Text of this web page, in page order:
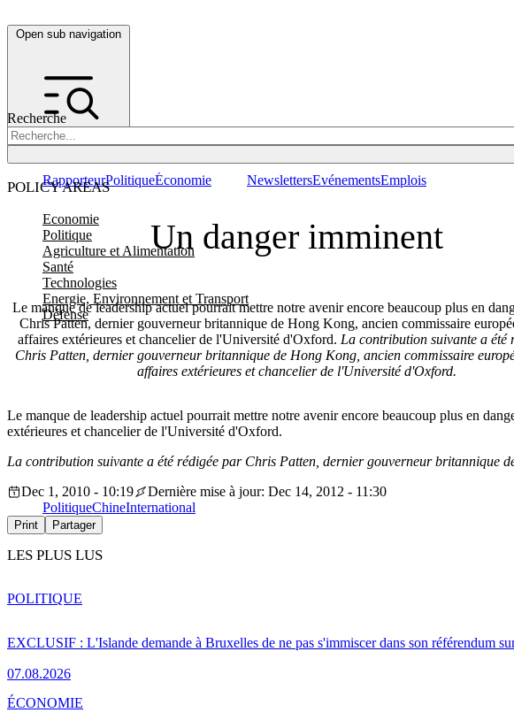
Open sub navigation
Recherche
POLICY AREAS
Economie
Politique
Agriculture et Alimentation
Santé
Technologies
Energie, Environnement et Transport
Défense
RapporteurPolitiqueÉconomie NewslettersEvénementsEmplois
Un danger imminent
Le manque de leadership actuel pourrait mettre notre avenir encore beaucoup plus en
Chris Patten, dernier gouverneur britannique de Hong Kong, ancien commissaire
affaires extérieures et chancelier de l'Université d'Oxford. La contribution suivante a été
Chris Patten, dernier gouverneur britannique de Hong Kong, ancien commissaire
affaires extérieures et chancelier de l'Université d'Oxford.
Le manque de leadership actuel pourrait mettre notre avenir encore beaucoup plus en
extérieures et chancelier de l'Université d'Oxford.
La contribution suivante a été rédigée par Chris Patten, dernier gouverneur britannique
Dec 1, 2010 - 10:19
Dernière mise à jour: Dec 14, 2012 - 11:30
PolitiqueChineInternational
Print Partager
LES PLUS LUS
EXCLUSIF : L'Islande demande à Bruxelles de ne pas s'immiscer dans son référendum
07.08.2026
POLITIQUE
ÉCONOMIE